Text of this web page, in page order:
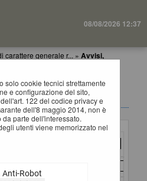
08/08/2026 12:37
carattere generale r... » Avvisi,
solo cookie tecnici strettamente
e configurazione del sito,
122 del codice privacy e
dell'8 maggio 2014, non è
parte dell'interessato.
utenti viene memorizzato nel
Anti-Robot
E ATTI DI CARATTERE